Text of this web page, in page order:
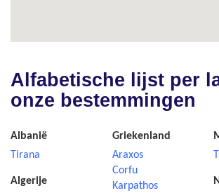
Alfabetische lijst per
onze bestemmingen
Albanië
Tirana
Algerije
Griekenland
Araxos
Corfu
Karpathos